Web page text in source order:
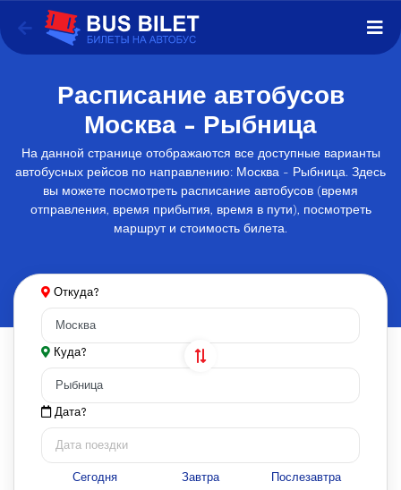
Расписание автобусов
Москва - Рыбница
На данной странице отображаются все доступные варианты
автобусных рейсов по направлению: Москва - Рыбница. Здесь
вы можете посмотреть расписание автобусов (время
отправления, время прибытия, время в пути), посмотреть
маршрут и стоимость билета.
Откуда?
Куда?
Дата?
Сегодня Завтра Послезавтра